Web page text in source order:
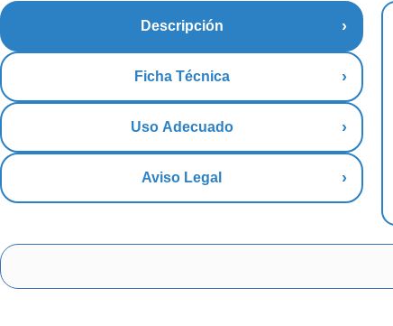
Descripción
Ficha Técnica
Uso Adecuado
Aviso Legal